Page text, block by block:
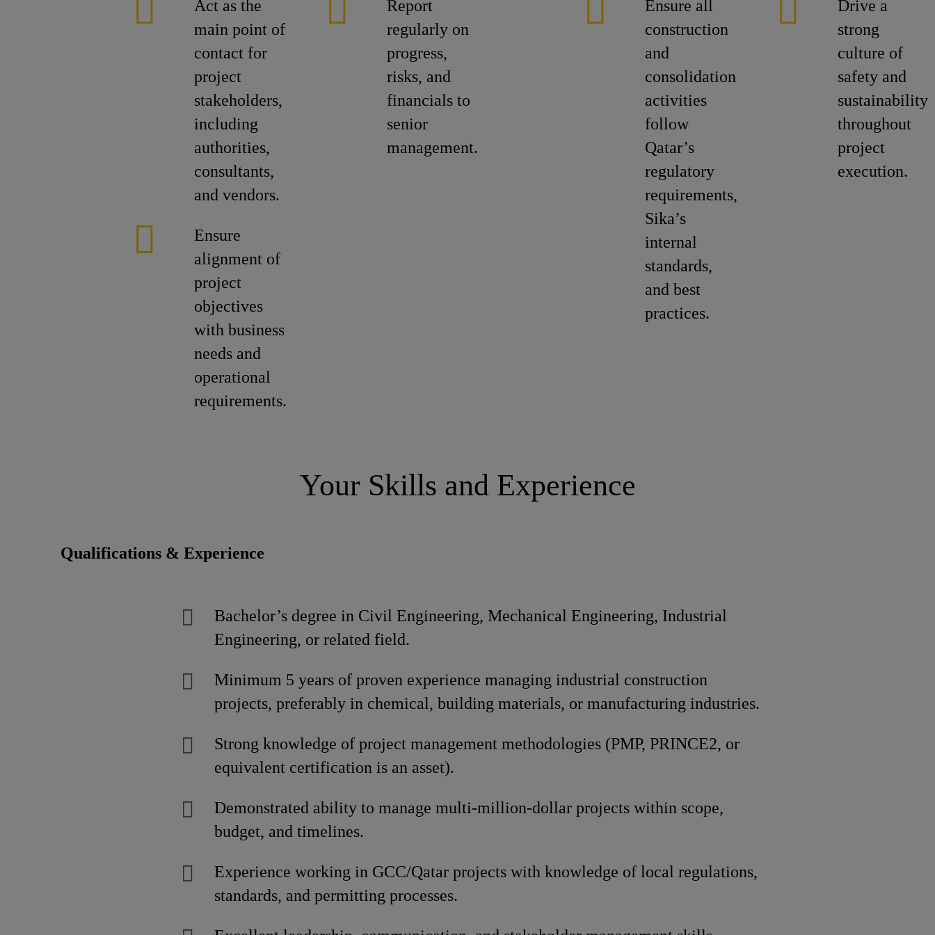
Act as the
main point of
contact for
project
stakeholders,
including
authorities,
consultants,
and vendors.
Report
regularly on
progress,
risks, and
financials to
senior
management.
Ensure
alignment of
project
objectives
with business
needs and
operational
requirements.
Ensure all
construction
and
consolidation
activities
follow
Qatar’s
regulatory
requirements,
Sika’s
internal
standards,
and best
practices.
Drive a
strong
culture of
safety and
sustainability
throughout
project
execution.
Your Skills and Experience
Qualifications & Experience
Bachelor’s degree in Civil Engineering, Mechanical Engineering, Industrial
Engineering, or related field.
Minimum 5 years of proven experience managing industrial construction
projects, preferably in chemical, building materials, or manufacturing industries.
Strong knowledge of project management methodologies (PMP, PRINCE2, or
equivalent certification is an asset).
Demonstrated ability to manage multi-million-dollar projects within scope,
budget, and timelines.
Experience working in GCC/Qatar projects with knowledge of local regulations,
standards, and permitting processes.